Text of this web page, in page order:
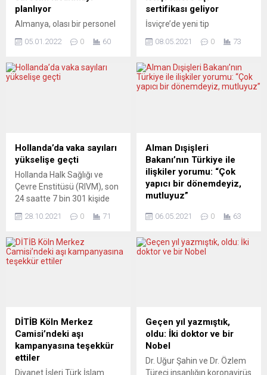
planlıyor
Almanya, olası bir personel
Omicron dalgasıyla başa
karantina kurallarında
değişiklik yapmayı
ve daha hafif hastalığa
neden olduğu için enfekte
kişiler ve yakın temasların
karantina süreleri
kısaltılabilir. Daha kısa
karantina...
05.01.2022 0 60
sertifikası geliyor
İsviçre’de yeni tip
yaptıranlar, test sonucu
yakalanıp iyileşenler için
geçerli olacak Covid-19
yapılan yazılı açıklamada,
Covid-19 sertifikasının
Federal Bilgi Teknolojisi
Dairesi (FOITT) tarafından
tavsiye edildiği belirtildi.
Açıklamada, “sahteciliğe
karşı korumalı”...
08.05.2021 0 73
Hollanda’da vaka sayıları
yükselişe geçti
Hollanda Halk Sağlığı ve
Çevre Enstitüsü (RIVM), son
24 saatte 7 bin 301 kişide
tespit edildiği açıkladı.
genelinde son 24 saatte
belirlenen 7 bin 301 Covid-
haftalarda artışa geçtiği
belirtilen açıklamada, bu
sayının...
28.10.2021 0 71
Alman Dışişleri
Bakanı’nın Türkiye ile
ilişkiler yorumu: “Çok
yapıcı bir dönemdeyiz,
mutluyuz”
Bakanı Heiko Maas, Türki
Çavuşoğlu ile görüşmesini
“Şu anda çok yapıcı bir
dönemde olduğumuz için
son derece mutluyuz” dedi.
Maas, Türkiye Dışişleri
06.05.2021 0 63
DİTİB Köln Merkez
Camisi’ndeki aşı
kampanyasına teşekkür
ettiler
Diyanet İşleri Türk İslam
Geçen yıl yazmıştık,
oldu: İki doktor ve bir
Nobel
Dr. Uğur Şahin ve Dr. Özlem
Türeci insanlığın koronavirüs